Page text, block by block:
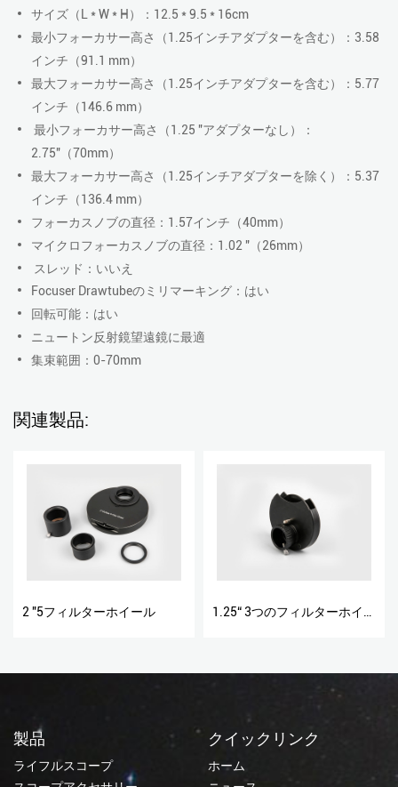
サイズ（L * W * H）：12.5 * 9.5 * 16cm
最小フォーカサー高さ（1.25インチアダプターを含む）：3.58
インチ（91.1 mm）
最大フォーカサー高さ（1.25インチアダプターを含む）：5.77
インチ（146.6 mm）
最小フォーカサー高さ（1.25 "アダプターなし）：
2.75"（70mm）
最大フォーカサー高さ（1.25インチアダプターを除く）：5.37
インチ（136.4 mm）
フォーカスノブの直径：1.57インチ（40mm）
マイクロフォーカスノブの直径：1.02 "（26mm）
スレッド：いいえ
Focuser Drawtubeのミリマーキング：はい
回転可能：はい
ニュートン反射鏡望遠鏡に最適
集束範囲：0-70mm
関連製品:
2 "5フィルターホイール 1.25“ 3つのフィルターホイール
製品
ライフルスコープ
クイックリンク
ホーム